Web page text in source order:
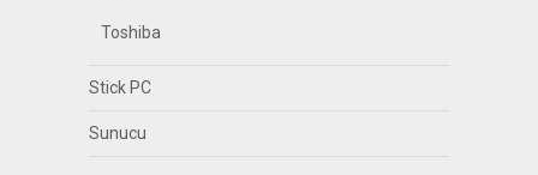
Toshiba
Stick PC
Sunucu